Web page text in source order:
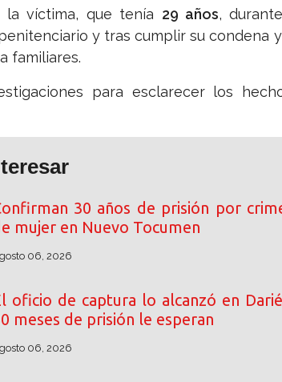
la víctima, que tenía 29 años,
y tras cumplir su condena
familiares.
para esclarecer los
30 años de prisión por
mujer en Nuevo Tocumen
06, 2026
oficio de captura lo alcanzó en
meses de prisión le esperan
06, 2026